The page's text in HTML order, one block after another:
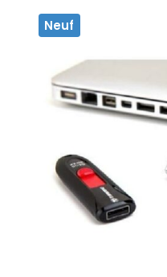
Neuf